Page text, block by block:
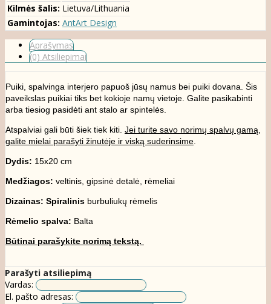
Kilmės šalis: Lietuva/Lithuania
Gamintojas: AntArt Design
Aprašymas
(0) Atsiliepimai
Puiki, spalvinga interjero papuoš jūsų namus bei puiki dovana. Šis
paveikslas puikiai tiks bet kokioje namų vietoje. Galite pasikabinti
arba tiesiog pasidėti ant stalo ar spintelės.
Atspalviai gali būti šiek tiek kiti. Jei turite savo norimų spalvų gamą,
galite mielai parašyti žinutėje ir viską suderinsime
Dydis: 15x20 cm
Medžiagos: veltinis, gipsinė detalė, rėmeliai
Dizainas: Spiralinis burbuliukų rėmelis
Rėmelio spalva: Balta
Būtinai parašykite norimą tekstą.
Parašyti atsiliepimą
Vardas:
El. pašto adresas: